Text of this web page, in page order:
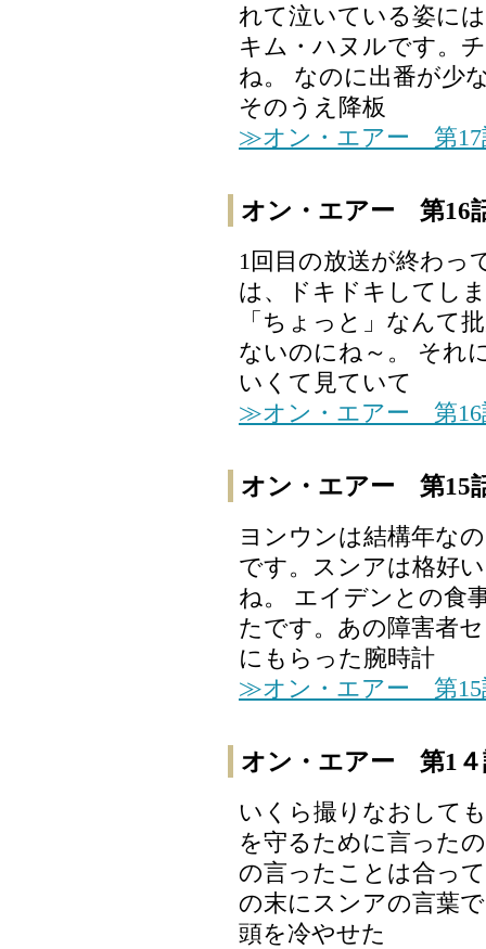
れて泣いている姿に
キム・ハヌルです。
ね。 なのに出番が少
そのうえ降板
≫オン・エアー 第17
オン・エアー 第16
1回目の放送が終わっ
は、ドキドキしてし
「ちょっと」なんて
ないのにね～。 それ
いくて見ていて
≫オン・エアー 第16
オン・エアー 第15
ヨンウンは結構年な
です。スンアは格好
ね。 エイデンとの食
たです。あの障害者
にもらった腕時計
≫オン・エアー 第15
オン・エアー 第1４
いくら撮りなおして
を守るために言った
の言ったことは合っ
の末にスンアの言葉
頭を冷やせた